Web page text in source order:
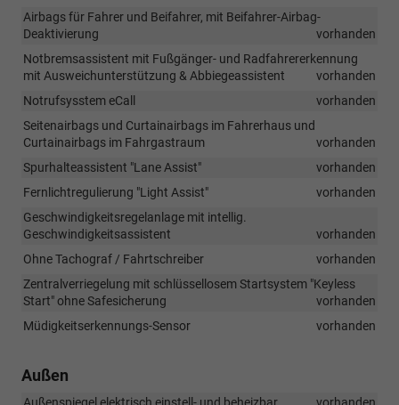
Airbags für Fahrer und Beifahrer, mit Beifahrer-Airbag-
Deaktivierung
vorhanden
Notbremsassistent mit Fußgänger- und Radfahrererkennung
mit Ausweichunterstützung & Abbiegeassistent
vorhanden
Notrufsysstem eCall
vorhanden
Seitenairbags und Curtainairbags im Fahrerhaus und
Curtainairbags im Fahrgastraum
vorhanden
Spurhalteassistent "Lane Assist"
vorhanden
Fernlichtregulierung "Light Assist"
vorhanden
Geschwindigkeitsregelanlage mit intellig.
Geschwindigkeitsassistent
vorhanden
Ohne Tachograf / Fahrtschreiber
vorhanden
Zentralverriegelung mit schlüssellosem Startsystem "Keyless
Start" ohne Safesicherung
vorhanden
Müdigkeitserkennungs-Sensor
vorhanden
Außen
Außenspiegel elektrisch einstell- und beheizbar
vorhanden